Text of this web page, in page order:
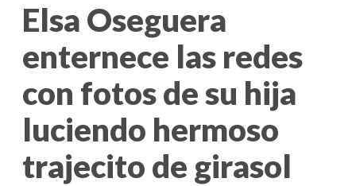
Elsa Oseguera
enternece las redes
con fotos de su hija
luciendo hermoso
trajecito de girasol